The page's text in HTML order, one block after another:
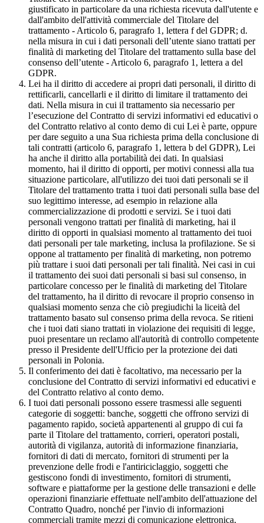
giustificato in particolare da una richiesta ricevuta dall'utente e
dall'ambito dell'attività commerciale del Titolare del
trattamento - Articolo 6, paragrafo 1, lettera f del GDPR; d.
nella misura in cui i dati personali dell’utente siano trattati per
finalità di marketing del Titolare del trattamento sulla base del
consenso dell’utente - Articolo 6, paragrafo 1, lettera a del
GDPR.
Lei ha il diritto di accedere ai propri dati personali, il diritto di
rettificarli, cancellarli e il diritto di limitare il trattamento dei
dati. Nella misura in cui il trattamento sia necessario per
l’esecuzione del Contratto di servizi informativi ed educativi o
del Contratto relativo al conto demo di cui Lei è parte, oppure
per dare seguito a una Sua richiesta prima della conclusione di
tali contratti (articolo 6, paragrafo 1, lettera b del GDPR), Lei
ha anche il diritto alla portabilità dei dati. In qualsiasi
momento, hai il diritto di opporti, per motivi connessi alla tua
situazione particolare, all'utilizzo dei tuoi dati personali se il
Titolare del trattamento tratta i tuoi dati personali sulla base del
suo legittimo interesse, ad esempio in relazione alla
commercializzazione di prodotti e servizi. Se i tuoi dati
personali vengono trattati per finalità di marketing, hai il
diritto di opporti in qualsiasi momento al trattamento dei tuoi
dati personali per tale marketing, inclusa la profilazione. Se si
oppone al trattamento per finalità di marketing, non potremo
più trattare i suoi dati personali per tali finalità. Nei casi in cui
il trattamento dei suoi dati personali si basi sul consenso, in
particolare concesso per le finalità di marketing del Titolare
del trattamento, ha il diritto di revocare il proprio consenso in
qualsiasi momento senza che ciò pregiudichi la liceità del
trattamento basato sul consenso prima della revoca. Se ritieni
che i tuoi dati siano trattati in violazione dei requisiti di legge,
puoi presentare un reclamo all'autorità di controllo competente
presso il Presidente dell'Ufficio per la protezione dei dati
personali in Polonia.
Il conferimento dei dati è facoltativo, ma necessario per la
conclusione del Contratto di servizi informativi ed educativi e
del Contratto relativo al conto demo.
I tuoi dati personali possono essere trasmessi alle seguenti
categorie di soggetti: banche, soggetti che offrono servizi di
pagamento rapido, società appartenenti al gruppo di cui fa
parte il Titolare del trattamento, corrieri, operatori postali,
autorità di vigilanza, autorità di informazione finanziaria,
fornitori di dati di mercato, fornitori di strumenti per la
prevenzione delle frodi e l'antiriciclaggio, soggetti che
gestiscono fondi di investimento, fornitori di strumenti,
software e piattaforme per la gestione delle transazioni e delle
operazioni finanziarie effettuate nell'ambito dell'attuazione del
Contratto Quadro, nonché per l'invio di informazioni
commerciali tramite mezzi di comunicazione elettronica,